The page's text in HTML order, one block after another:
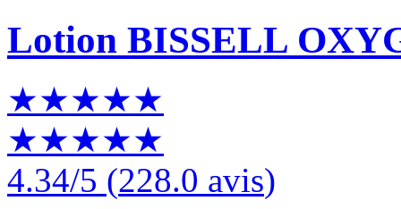
Lotion BISSELL
★★★★★
★★★★★
4.34/5 (228.0 avis)